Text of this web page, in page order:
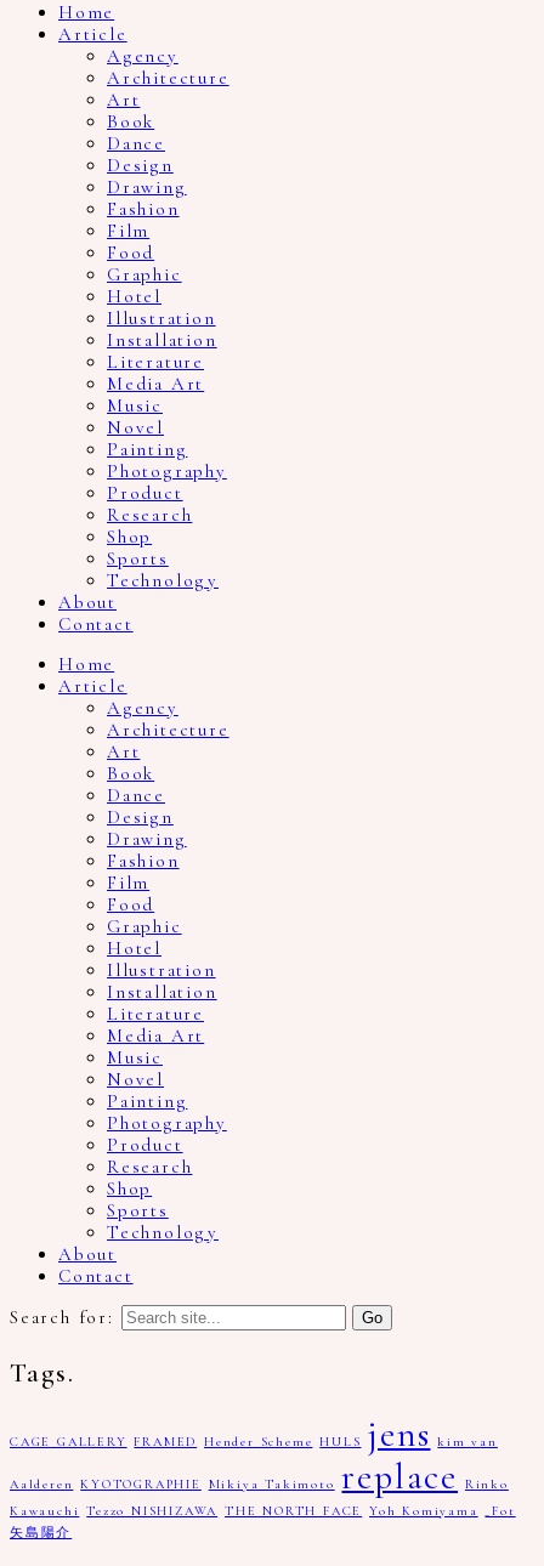
Home
Article
Agency
Architecture
Art
Book
Dance
Design
Drawing
Fashion
Film
Food
Graphic
Hotel
Illustration
Installation
Literature
Media Art
Music
Novel
Painting
Photography
Product
Research
Shop
Sports
Technology
About
Contact
Home
Article
Agency
Architecture
Art
Book
Dance
Design
Drawing
Fashion
Film
Food
Graphic
Hotel
Illustration
Installation
Literature
Media Art
Music
Novel
Painting
Photography
Product
Research
Shop
Sports
Technology
About
Contact
Search for:
Tags.
CAGE GALLERY FRAMED Hender Scheme HULS jens kim van
Aalderen KYOTOGRAPHIE Mikiya Takimoto replace
Rinko
Kawauchi
Tezzo NISHIZAWA THE NORTH FACE Yoh Komiyama
_Fot
矢島陽介